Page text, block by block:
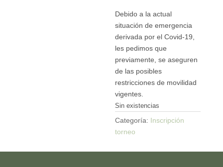
Debido a la actual
situación de emergencia
derivada por el Covid-19,
les pedimos que
previamente, se aseguren
de las posibles
restricciones de movilidad
vigentes.
Sin existencias
Categoría: Inscripción
torneo